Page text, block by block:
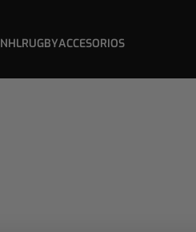
NHLRUGBYACCESORIOS